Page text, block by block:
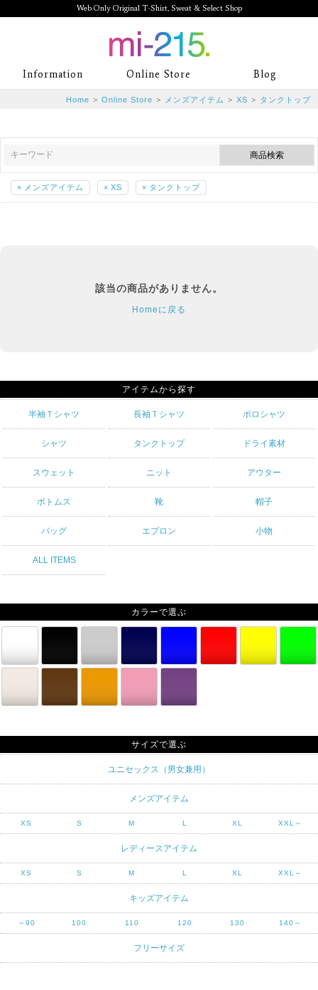
Web Only Original T-Shirt, Sweat & Select Shop
mi-215. Web Only Original T-Shirt,
Sweat & Select Shop mi-215. Tシャ
ランド専門通販
Information Online Store Blog
Home > Online Store > メンズアイテム > XS > タンクトップ
× メンズアイテム × XS × タンクトップ
該当の商品がありません。
Homeに戻る
アイテムから探す
半袖Ｔシャツ 長袖Ｔシャツ ポロシャツ
シャツ タンクトップ ドライ素材
スウェット ニット アウター
ボトムス 靴 帽子
バッグ エプロン 小物
ALL ITEMS
カラーで選ぶ
サイズで選ぶ
ユニセックス（男女兼用）
メンズアイテム
XS S M L XL XXL～
レディースアイテム
XS S M L XL XXL～
キッズアイテム
～90 100 110 120 130 140～
フリーサイズ